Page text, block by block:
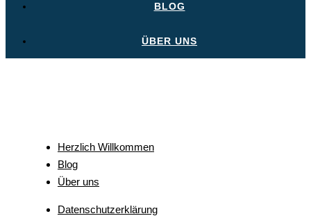
BLOG
ÜBER UNS
Herzlich Willkommen
Blog
Über uns
Datenschutzerklärung